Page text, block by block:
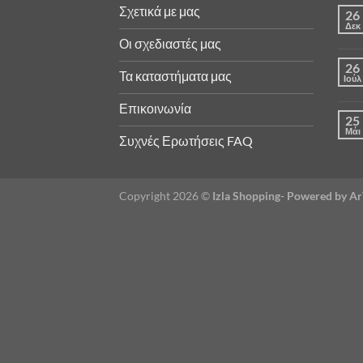
Σχετικά με μας
Οι σχεδιαστές μας
Τα καταστήματα μας
Επικοινωνία
Συχνές Ερωτήσεις FAQ
26
Δεκ
26
Ιούλ
25
Μάι
Copyright 2026 © Izla Shopping- Powered by